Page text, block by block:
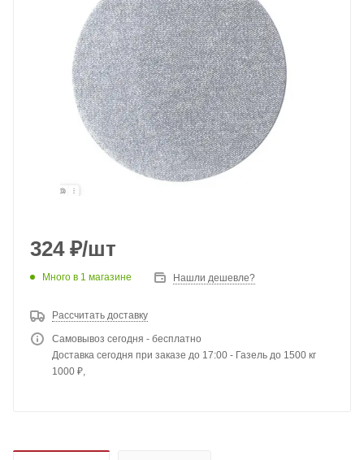
324₽/шт
Много в 1 магазине Нашли дешевле?
Рассчитать доставку
Самовывоз сегодня - бесплатно
Доставка сегодня при заказе до 17:00 - Газель до 1500 кг
1000 ₽,